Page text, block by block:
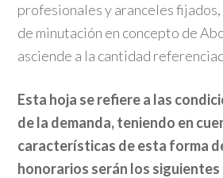
profesionales y aranceles
de minutación en concepto de
asciende a la cantidad
Esta hoja se refiere a las
de la demanda, teniendo en
características de esta forma
honorarios serán los siguientes